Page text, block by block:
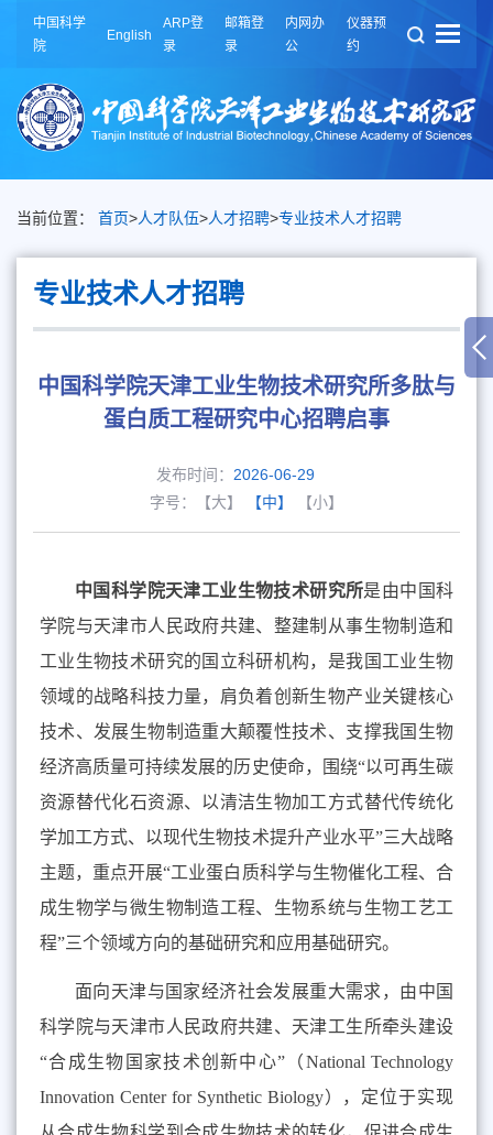
中国科学
院
English
ARP登
录
邮箱登
录
内网办
公
仪器预
约
当前位置： 首页>人才队伍>人才招聘>专业技术人才招聘
专业技术人才招聘
中国科学院天津工业生物技术研究所多肽与
蛋白质工程研究中心招聘启事
发布时间： 2026-06-29
字号：
【大】 【中】 【小】
中国科学院天津工业生物技术研究所是由中国科
学院与天津市人民政府共建、整建制从事生物制造和
工业生物技术研究的国立科研机构，是我国工业生物
领域的战略科技力量，肩负着创新生物产业关键核心
技术、发展生物制造重大颠覆性技术、支撑我国生物
经济高质量可持续发展的历史使命，围绕“以可再生碳
资源替代化石资源、以清洁生物加工方式替代传统化
学加工方式、以现代生物技术提升产业水平”三大战略
主题，重点开展“工业蛋白质科学与生物催化工程、合
成生物学与微生物制造工程、生物系统与生物工艺工
程”三个领域方向的基础研究和应用基础研究。
面向天津与国家经济社会发展重大需求，由中国
科学院与天津市人民政府共建、天津工生所牵头建设
“合成生物国家技术创新中心”（National Technology
Innovation Center for Synthetic Biology），定位于实现